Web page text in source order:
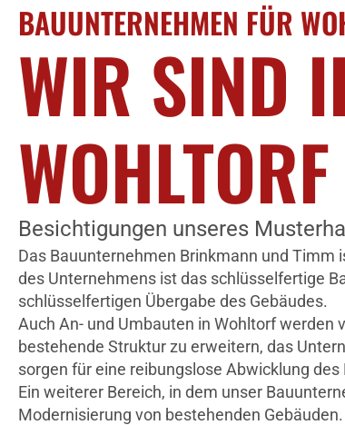
BAUUNTERNEHMEN FÜR
WIR SIND
WOHLTORF
Besichtigungen unseres
Das Bauunternehmen Brinkmann und Timm
des Unternehmens ist das schlüsselfertige
schlüsselfertigen Übergabe des Gebäudes.
Auch An- und Umbauten in Wohltorf werden
bestehende Struktur zu erweitern, das
sorgen für eine reibungslose Abwicklung des
Ein weiterer Bereich, in dem unser
Modernisierung von bestehenden